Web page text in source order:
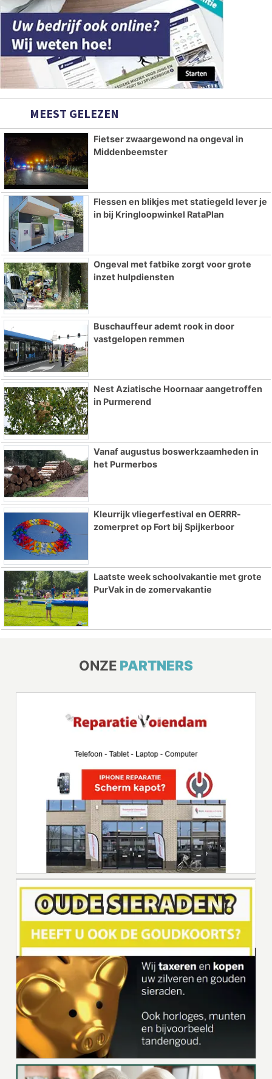
MEEST GELEZEN
Fietser zwaargewond na ongeval in
Middenbeemster
Flessen en blikjes met statiegeld lever je
in bij Kringloopwinkel RataPlan
Ongeval met fatbike zorgt voor grote
inzet hulpdiensten
Buschauffeur ademt rook in door
vastgelopen remmen
Nest Aziatische Hoornaar aangetroffen
in Purmerend
Vanaf augustus boswerkzaamheden in
het Purmerbos
Kleurrijk vliegerfestival en OERRR-
zomerpret op Fort bij Spijkerboor
Laatste week schoolvakantie met grote
PurVak in de zomervakantie
ONZE PARTNERS